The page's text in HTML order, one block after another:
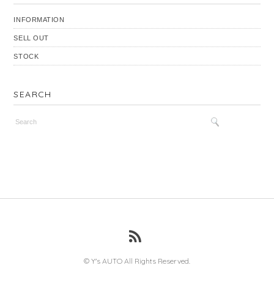
INFORMATION
SELL OUT
STOCK
SEARCH
© Y's AUTO All Rights Reserved.